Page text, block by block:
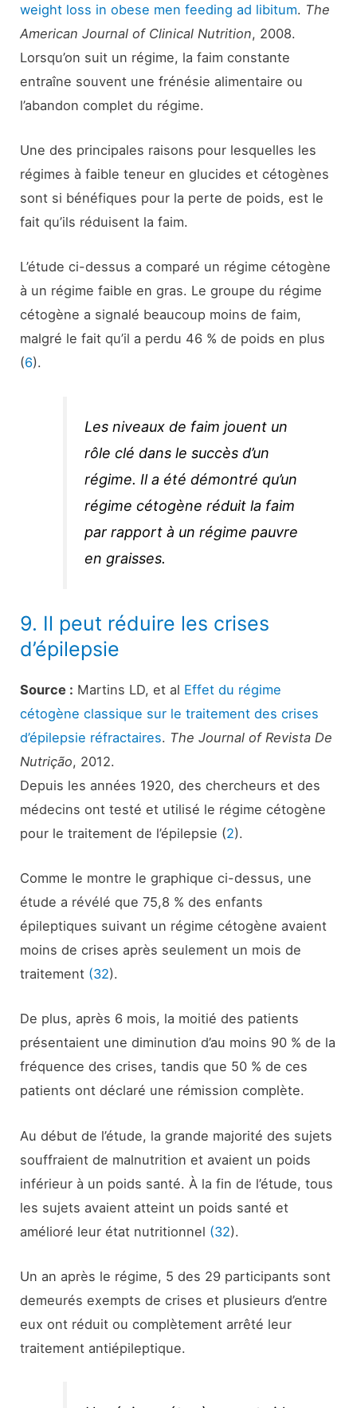
weight loss in obese men feeding ad libitum. The
American Journal of Clinical Nutrition, 2008.
Lorsqu’on suit un régime, la faim constante
entraîne souvent une frénésie alimentaire ou
l’abandon complet du régime.
Une des principales raisons pour lesquelles les
régimes à faible teneur en glucides et cétogènes
sont si bénéfiques pour la perte de poids, est le
fait qu’ils réduisent la faim.
L’étude ci-dessus a comparé un régime cétogène
à un régime faible en gras. Le groupe du régime
cétogène a signalé beaucoup moins de faim,
malgré le fait qu’il a perdu 46 % de poids en plus
(6).
Les niveaux de faim jouent un
rôle clé dans le succès d’un
régime. Il a été démontré qu’un
régime cétogène réduit la faim
par rapport à un régime pauvre
en graisses.
9. Il peut réduire les crises
d’épilepsie
Source : Martins LD, et al Effet du régime
cétogène classique sur le traitement des crises
d’épilepsie réfractaires. The Journal of Revista De
Nutrição, 2012.
Depuis les années 1920, des chercheurs et des
médecins ont testé et utilisé le régime cétogène
pour le traitement de l’épilepsie (2).
Comme le montre le graphique ci-dessus, une
étude a révélé que 75,8 % des enfants
épileptiques suivant un régime cétogène avaient
moins de crises après seulement un mois de
traitement (32).
De plus, après 6 mois, la moitié des patients
présentaient une diminution d’au moins 90 % de la
fréquence des crises, tandis que 50 % de ces
patients ont déclaré une rémission complète.
Au début de l’étude, la grande majorité des sujets
souffraient de malnutrition et avaient un poids
inférieur à un poids santé. À la fin de l’étude, tous
les sujets avaient atteint un poids santé et
amélioré leur état nutritionnel (32).
Un an après le régime, 5 des 29 participants sont
demeurés exempts de crises et plusieurs d’entre
eux ont réduit ou complètement arrêté leur
traitement antiépileptique.